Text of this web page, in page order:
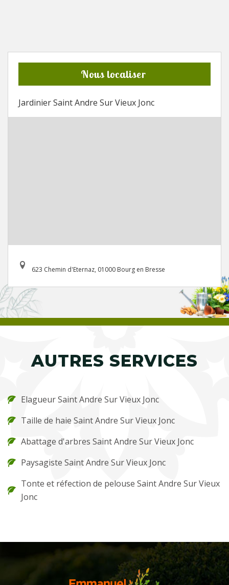
Nous localiser
Jardinier Saint Andre Sur Vieux Jonc
623 Chemin d'Eternaz, 01000 Bourg en Bresse
AUTRES SERVICES
Elagueur Saint Andre Sur Vieux Jonc
Taille de haie Saint Andre Sur Vieux Jonc
Abattage d'arbres Saint Andre Sur Vieux Jonc
Paysagiste Saint Andre Sur Vieux Jonc
Tonte et réfection de pelouse Saint Andre Sur Vieux
Jonc